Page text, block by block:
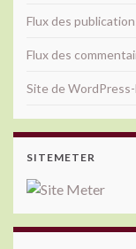
Flux des
Flux des
Site de WordPress-
SITEMETER